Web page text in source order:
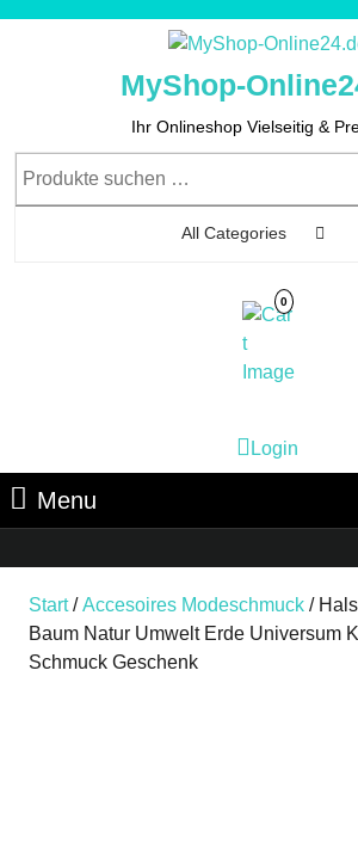
MyShop-
Ihr Onlineshop Vielseitig &
All Categories
0
Login
Menu
Start/Accesoires Modeschmuck /
Baum Natur Umwelt Erde Universum
Schmuck Geschenk